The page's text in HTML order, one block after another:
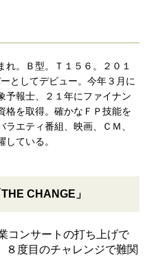
れ。Ｂ型。Ｔ１５６。２０１
としてデビュー。今年３月に
予報士、２１年にファイナン
格を取得。確かなＦＰ技能を
エティ番組、映画、ＣＭ、
ている。
CHANGE」
コンサートの打ち上げで
度目のチャレンジで難関